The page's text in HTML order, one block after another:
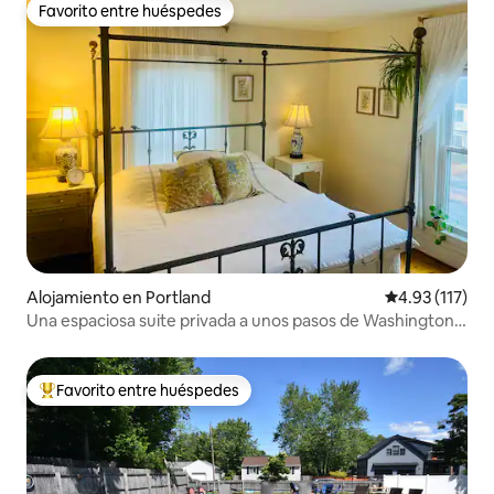
Favorito entre huéspedes
Favorito entre huéspedes
Alojamiento en Portland Calificación
4.93 (117)
Una espaciosa suite privada a unos pasos de Washington
Favorito entre huéspedes preferido
Favorito entre huéspedes